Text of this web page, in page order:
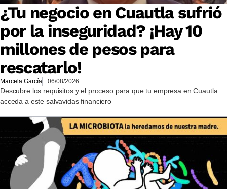
¿Tu negocio en Cuautla sufrió
por la inseguridad? ¡Hay 10
millones de pesos para
rescatarlo!
Marcela García 06/08/2026
Descubre los requisitos y el proceso para que tu empresa en Cuautla
acceda a este salvavidas financiero